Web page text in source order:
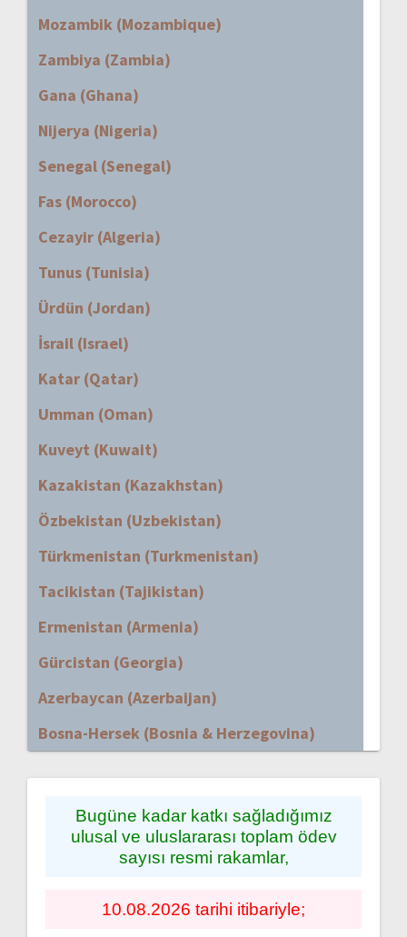
Mozambik (Mozambique)
Zambiya (Zambia)
Gana (Ghana)
Nijerya (Nigeria)
Senegal (Senegal)
Fas (Morocco)
Cezayir (Algeria)
Tunus (Tunisia)
Ürdün (Jordan)
İsrail (Israel)
Katar (Qatar)
Umman (Oman)
Kuveyt (Kuwait)
Kazakistan (Kazakhstan)
Özbekistan (Uzbekistan)
Türkmenistan (Turkmenistan)
Tacikistan (Tajikistan)
Ermenistan (Armenia)
Gürcistan (Georgia)
Azerbaycan (Azerbaijan)
Bosna-Hersek (Bosnia & Herzegovina)
Bugüne kadar katkı sağladığımız
ulusal ve uluslararası toplam ödev
sayısı resmi rakamlar,
10.08.2026 tarihi itibariyle;